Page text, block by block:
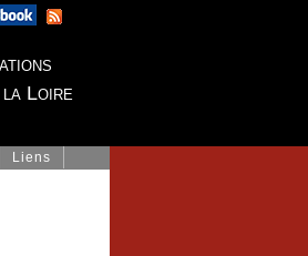
la Loire
Liens